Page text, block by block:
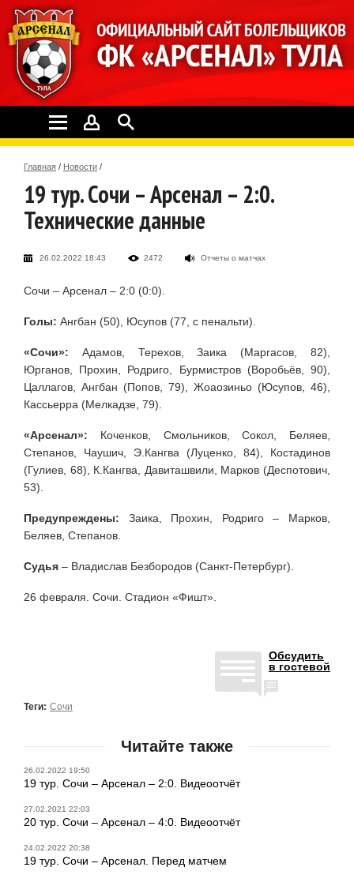
Главная / Новости /
19 тур. Сочи – Арсенал – 2:0.
Технические данные
26.02.2022 18:43 2472 Отчеты о матчах
Сочи – Арсенал – 2:0 (0:0).
Голы: Ангбан (50), Юсупов (77, с пенальти).
«Сочи»: Адамов, Терехов, Заика (Маргасов, 82),
Юрганов, Прохин, Родриго, Бурмистров (Воробьёв, 90),
Цаллагов, Ангбан (Попов, 79), Жоаозиньо (Юсупов, 46),
Кассьерра (Мелкадзе, 79).
«Арсенал»: Коченков, Смольников, Сокол, Беляев,
Степанов, Чаушич, Э.Кангва (Луценко, 84), Костадинов
(Гулиев, 68), К.Кангва, Давиташвили, Марков (Деспотович,
53).
Предупреждены: Заика, Прохин, Родриго – Марков,
Беляев, Степанов.
Судья – Владислав Безбородов (Санкт-Петербург).
26 февраля. Сочи. Стадион «Фишт».
Обсудить
в гостевой
Теги: Сочи
Читайте также
26.02.2022 19:50
19 тур. Сочи – Арсенал – 2:0. Видеоотчёт
27.02.2021 22:03
20 тур. Сочи – Арсенал – 4:0. Видеоотчёт
24.02.2022 20:38
19 тур. Сочи – Арсенал. Перед матчем